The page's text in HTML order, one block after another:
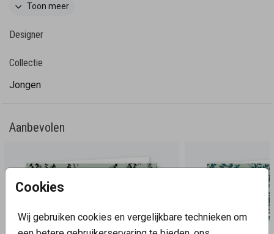
Cookies
Wij gebruiken cookies en vergelijkbare technieken om
jouw eigen gezinssituatie. Andere silhouetjes zijn te
Toon meer
Designer
Collectie
Jongen
Aanbevolen